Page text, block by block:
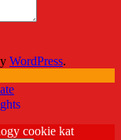
WordPress.
cookie kat